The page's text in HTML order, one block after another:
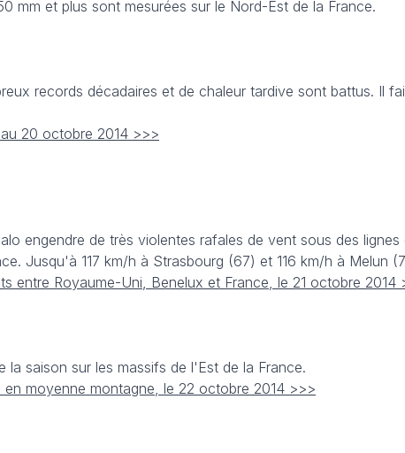
mm et plus sont mesurées sur le Nord-Est de la France.
records décadaires et de chaleur tardive sont battus. Il
20 octobre 2014 >>>
engendre de très violentes rafales de vent sous des lignes
Jusqu'à 117 km/h à Strasbourg (67) et 116 km/h à Melun
entre Royaume-Uni, Benelux et France, le 21 octobre 2014
la saison sur les massifs de l'Est de la France.
moyenne montagne, le 22 octobre 2014 >>>